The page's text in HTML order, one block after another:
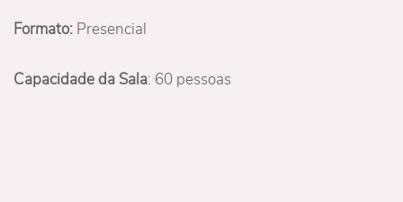
Formato: Presencial
Capacidade da Sala: 60 pessoas